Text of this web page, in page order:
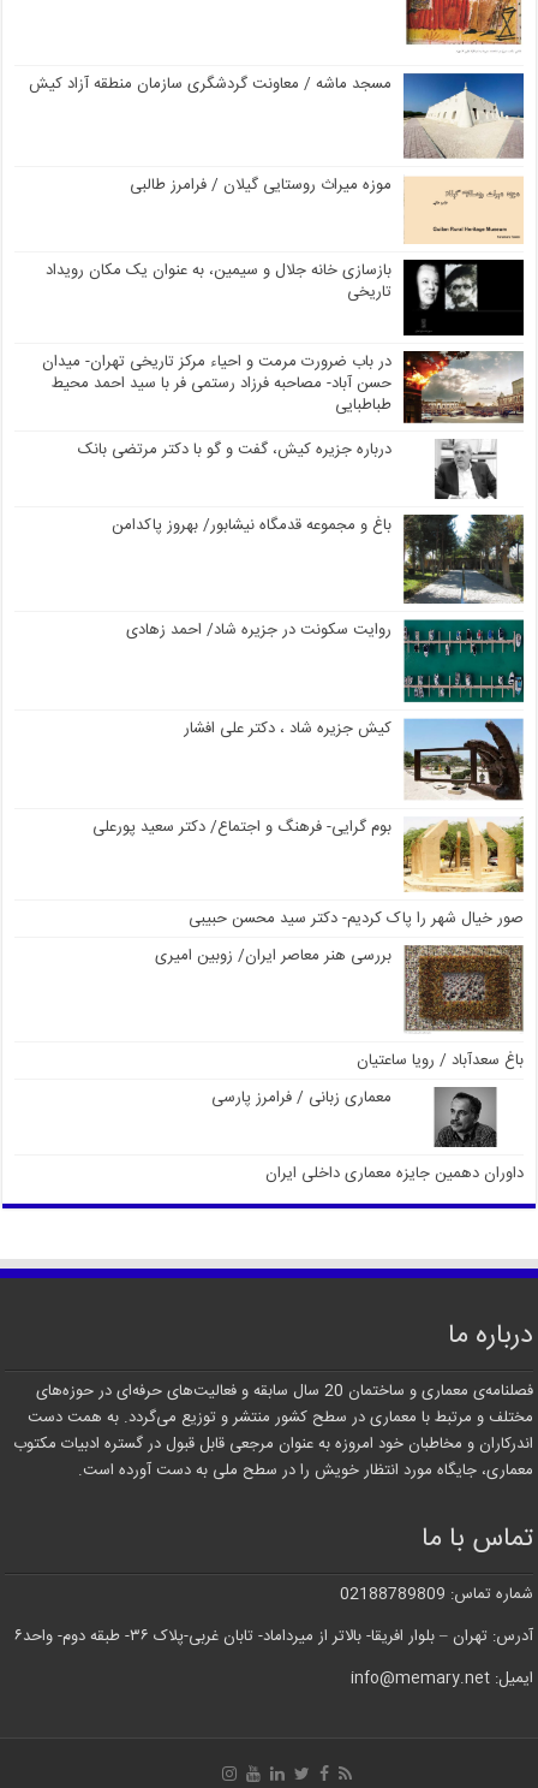
مسجد ماشه / معاونت گردشگری سازمان منطقه آزاد کیش
موزه میراث روستایی گیلان / فرامرز طالبی
بازسازی خانه جلال و سیمین، به عنوان یک مکان رویداد
تاریخی
در باب ضرورت مرمت و احیاء مرکز تاریخی تهران- میدان
حسن آباد- مصاحبه فرزاد رستمی فر با سید احمد محیط
طباطبایی
درباره جزیره کیش، گفت و گو با دکتر مرتضی بانک
باغ و مجموعه قدمگاه نیشابور/ بهروز پاکدامن
روایت سکونت در جزیره شاد/ احمد زهادی
کیش جزیره شاد ، دکتر علی افشار
بوم گرایی- فرهنگ و اجتماع/ دکتر سعید پورعلی
صور خیال شهر را پاک کردیم- دکتر سید محسن حبیبی
بررسی هنر معاصر ایران/ زوبین امیری
باغ سعدآباد / رویا ساعتیان
معماری زبانی / فرامرز پارسی
داوران دهمین جایزه معماری داخلی ایران
درباره ما
فصلنامه‌ی معماری و ساختمان 20 سال سابقه و فعالیت‌های حرفه‌ای در حوزه‌های
مختلف و مرتبط با معماری در سطح کشور منتشر و توزیع می‌گردد. به همت دست
اندرکاران و مخاطبان خود امروزه به عنوان مرجعی قابل قبول در گستره ادبیات مکتوب
معماری، جایگاه مورد انتظار خویش را در سطح ملی به دست آورده است.
تماس با ما
شماره تماس: 02188789809
آدرس: تهران – بلوار افریقا- بالاتر از میرداماد- تابان غربی-پلاک ۳۶- طبقه دوم- واحد۶
ایمیل: info@memary.net